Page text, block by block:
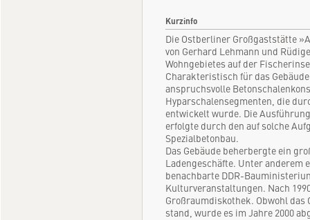
Kurzinfo
Die Ostberliner Großgaststätte
von Gerhard Lehmann und
Wohngebietes auf der
Charakteristisch für das
anspruchsvolle
Hyparschalensegmenten, die
entwickelt wurde. Die
erfolgte durch den auf solche
Spezialbetonbau.
Das Gebäude beherbergte ein
Ladengeschäfte. Unter
benachbarte DDR-
Kulturveranstaltungen. Nach
Großraumdiskothek. Obwohl
stand, wurde es im Jahre 2000